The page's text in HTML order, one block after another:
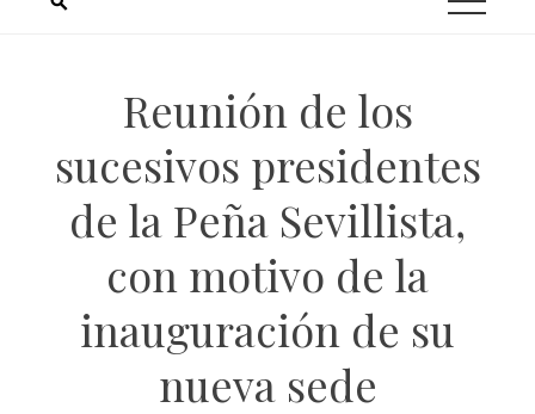
Reunión de los
sucesivos presidentes
de la Peña Sevillista,
con motivo de la
inauguración de su
nueva sede